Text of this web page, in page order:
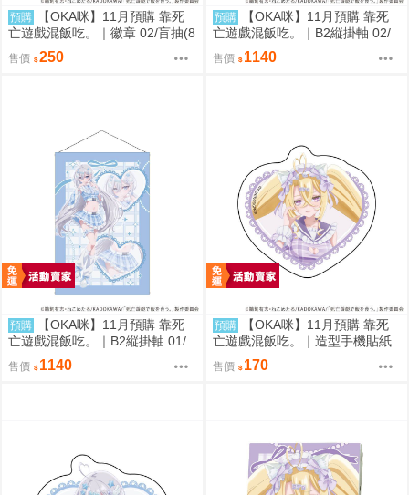
預購
【OKA咪】11月預購 靠死
亡遊戲混飯吃。｜徽章 02/盲抽(8
種)(官方&新繪插畫) 隨機一款
售價 250
預購
【OKA咪】11月預購 靠死
亡遊戲混飯吃。｜B2縦掛軸 02/
(新繪插畫) (御城)
售價 1140
預購
【OKA咪】11月預購 靠死
亡遊戲混飯吃。｜B2縦掛軸 01/
(新繪插畫) (幽鬼)
售價 1140
預購
【OKA咪】11月預購 靠死
亡遊戲混飯吃。｜造型手機貼紙
02/ (新繪插畫) (御城)
售價 170